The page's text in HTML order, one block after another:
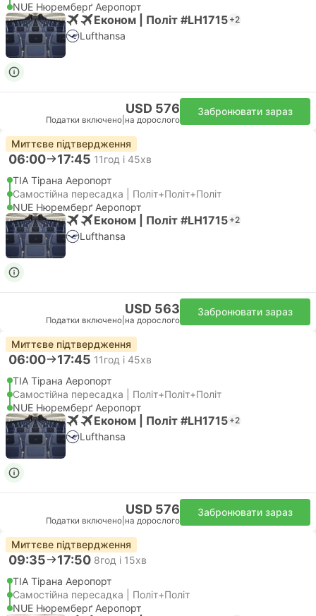
NUE Нюремберґ Аеропорт
Економ | Політ #LH1715 +2
Lufthansa
USD 576
Податки включено на дорослого
Забронювати зараз
Миттєве підтвердження
06:00 17:45 11год і 45хв
TIA Тірана Аеропорт
Самостійна пересадка | Політ+Політ+Політ
NUE Нюремберґ Аеропорт
Економ | Політ #LH1715 +2
Lufthansa
USD 563
Податки включено на дорослого
Забронювати зараз
Миттєве підтвердження
06:00 17:45 11год і 45хв
TIA Тірана Аеропорт
Самостійна пересадка | Політ+Політ+Політ
NUE Нюремберґ Аеропорт
Економ | Політ #LH1715 +2
Lufthansa
USD 576
Податки включено на дорослого
Забронювати зараз
Миттєве підтвердження
09:35 17:50 8год і 15хв
TIA Тірана Аеропорт
Самостійна пересадка | Політ+Політ
NUE Нюремберґ Аеропорт